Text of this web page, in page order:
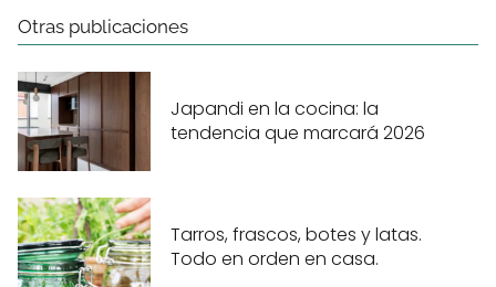
Otras publicaciones
Japandi en la cocina: la
tendencia que marcará 2026
Tarros, frascos, botes y latas.
Todo en orden en casa.